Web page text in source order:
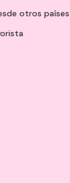
otros países